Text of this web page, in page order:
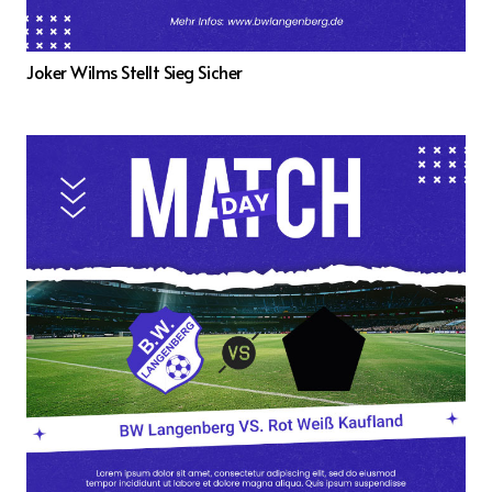
Joker Wilms Stellt Sieg Sicher